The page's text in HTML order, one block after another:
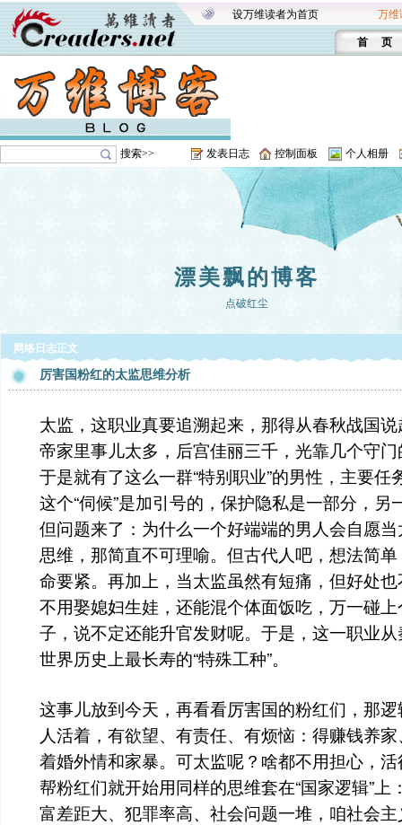
设万维读者为首页 万维
首 页
搜索>> 发表日志 控制面板 个人相册
漂美飘的博客
点破红尘
网络日志正文
厉害国粉红的太监思维分析
太监，这职业真要追溯起来，那得从春秋战国
帝家里事儿太多，后宫佳丽三千，光靠几个守
于是就有了这么一群“特别职业”的男性，主要
这个“伺候”是加引号的，保护隐私是一部分，
但问题来了：为什么一个好端端的男人会自愿
思维，那简直不可理喻。但古代人吧，想法简
命要紧。再加上，当太监虽然有短痛，但好处
不用娶媳妇生娃，还能混个体面饭吃，万一碰
子，说不定还能升官发财呢。于是，这一职业
世界历史上最长寿的“特殊工种”。
这事儿放到今天，再看看厉害国的粉红们，那
人活着，有欲望、有责任、有烦恼：得赚钱养
着婚外情和家暴。可太监呢？啥都不用担心，
帮粉红们就开始用同样的思维套在“国家逻辑”
富差距大、犯罪率高、社会问题一堆，咱社会